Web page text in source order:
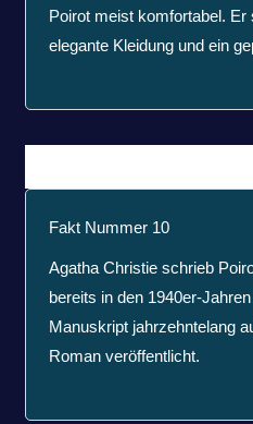
Poirot meist komfortabel.
elegante Kleidung und ein
Fakt Nummer 10
Agatha Christie schrieb
bereits in den 1940er-
Manuskript jahrzehntelang
Roman veröffentlicht.